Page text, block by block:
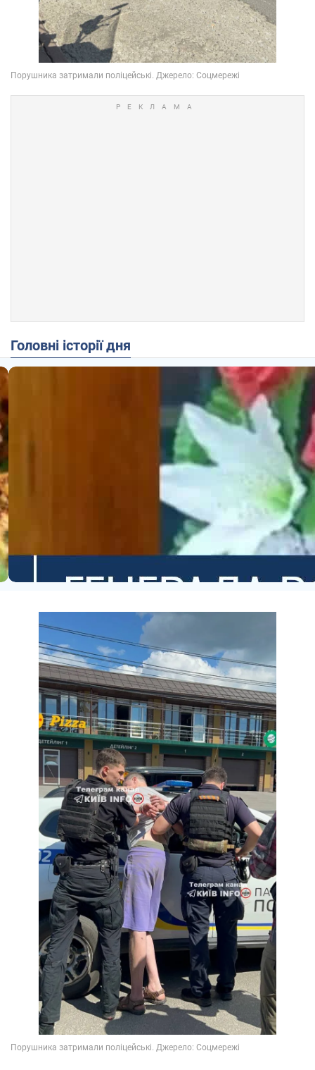
Головні історії дня